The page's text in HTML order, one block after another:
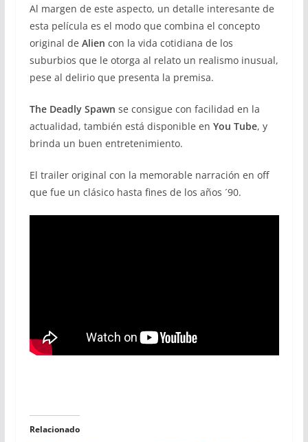
Al margen de este aspecto, un detalle interesante de
esta película es el modo que combina el concepto
original de Alien con la vida cotidiana de los
suburbios que le otorga al relato un realismo inusual,
pese al delirio que presenta la premisa.
The Deadly Spawn se consigue con facilidad en la
actualidad, también está disponible en You Tube, y
brinda un buen entretenimiento.
El trailer original con la memorable narración en off
que fue un clásico hasta fines de los años ´90.
Relacionado